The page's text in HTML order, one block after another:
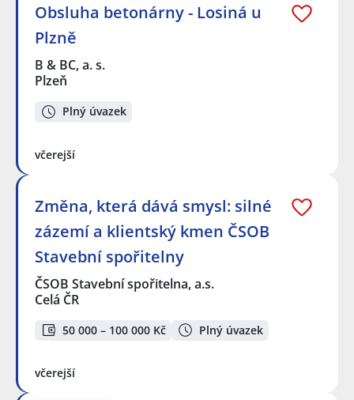
Obsluha betonárny - Losiná u
Plzně
B & BC, a. s.
Plzeň
Plný úvazek
včerejší
Změna, která dává smysl: silné
zázemí a klientský kmen ČSOB
Stavební spořitelny
ČSOB Stavební spořitelna, a.s.
Celá ČR
50 000 – 100 000 Kč Plný úvazek
včerejší